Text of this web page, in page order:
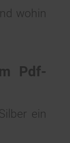
wohin
Pdf-
ein